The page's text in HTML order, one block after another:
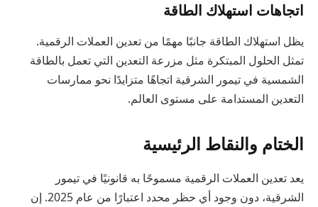
اتجاهات استهلاك الطاقة
يظل استهلاك الطاقة جانبًا مهمًا من تعدين العملات الرقمية.
تمثل الحلول المبتكرة مثل مزرعة التعدين التي تعمل بالطاقة
الشمسية في تيمور الشرقية اتجاهًا متزايدًا نحو ممارسات
التعدين المستدامة على مستوى العالم.
الختام والنقاط الرئيسية
يعد تعدين العملات الرقمية مسموحًا به قانونيًا في تيمور
الشرقية، دون وجود أي حظر محدد اعتبارًا من عام 2025. إن